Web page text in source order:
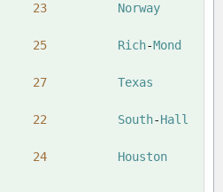
23
Norway
25 Rich-Mond
27
Texas
22 South-Hall
24
Houston